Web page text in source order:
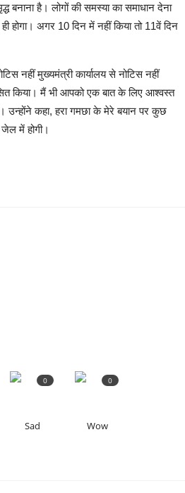
बनाना है। लोगों की समस्या का समाधान देना
होगा। अगर 10 दिन में नहीं किया तो 11वें दिन
नहीं मुख्यमंत्री कार्यालय से नोटिस नहीं
किया। मैं भी आपको एक बात के लिए आश्वस्त
उन्होंने कहा, हरा गमछा के मेरे बयान पर कुछ
में होगी।
Sad
0
Wow
0